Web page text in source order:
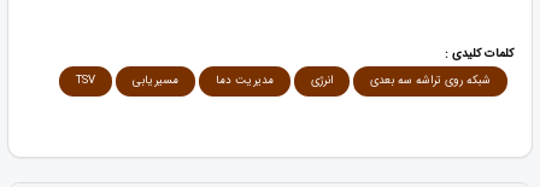
کلمات کلیدی :
شبکه روی تراشه سه بعدی
انرژی مدیریت دما مسیریابی TSV